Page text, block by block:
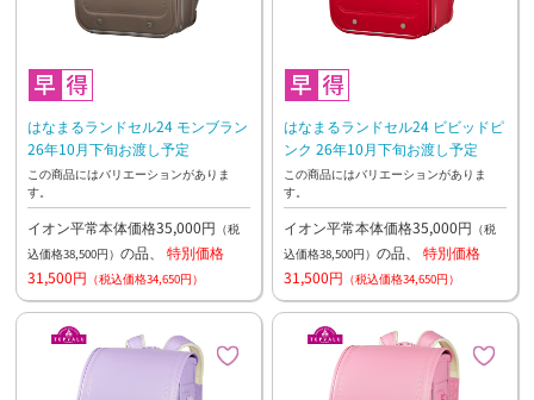
はなまるランドセル24 モンブラン
26年10月下旬お渡し予定
この商品にはバリエーションがありま
す。
イオン平常本体価格35,000円 （税
込価格38,500円） の品、 特別価格
31,500円 （税込価格34,650円）
はなまるランドセル24 ビビッドピ
ンク 26年10月下旬お渡し予定
この商品にはバリエーションがありま
す。
イオン平常本体価格35,000円 （税
込価格38,500円） の品、 特別価格
31,500円 （税込価格34,650円）